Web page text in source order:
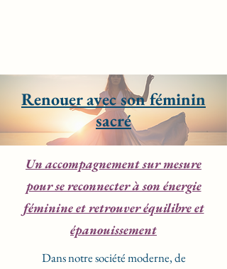
Renouer avec son féminin
sacré
Un accompagnement sur mesure
pour se reconnecter à son énergie
féminine et retrouver équilibre et
épanouissement
Dans notre société moderne, de